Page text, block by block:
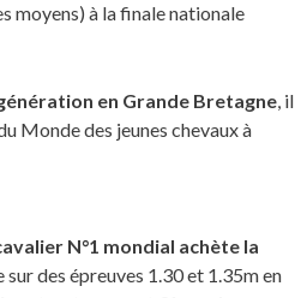
moyens) à la finale nationale
en Grande Bretagne, il
Monde des jeunes chevaux à
N°1 mondial achète la
sur des épreuves 1.30 et 1.35m en